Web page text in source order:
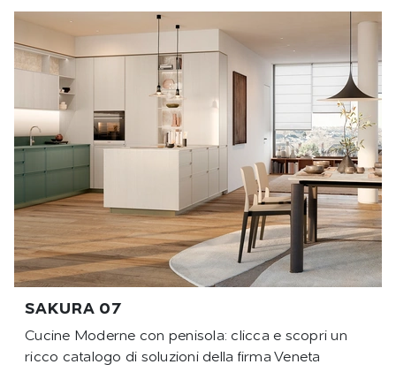
SAKURA 07
Cucine Moderne con penisola: clicca e scopri un
ricco catalogo di soluzioni della firma Veneta